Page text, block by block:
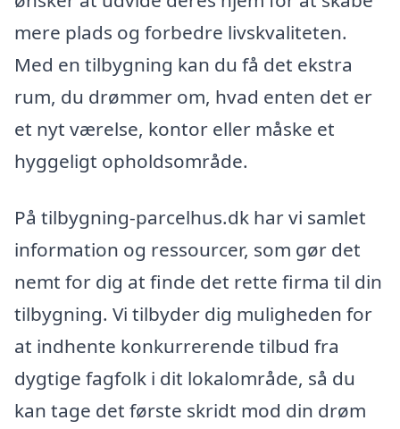
mere plads og forbedre livskvaliteten.
Med en tilbygning kan du få det ekstra
rum, du drømmer om, hvad enten det er
et nyt værelse, kontor eller måske et
hyggeligt opholdsområde.
På tilbygning-parcelhus.dk har vi samlet
information og ressourcer, som gør det
nemt for dig at finde det rette firma til din
tilbygning. Vi tilbyder dig muligheden for
at indhente konkurrerende tilbud fra
dygtige fagfolk i dit lokalområde, så du
kan tage det første skridt mod din drøm